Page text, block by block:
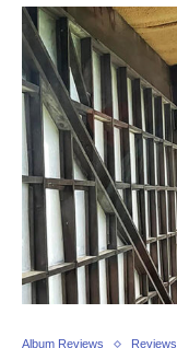
Album Reviews Reviews